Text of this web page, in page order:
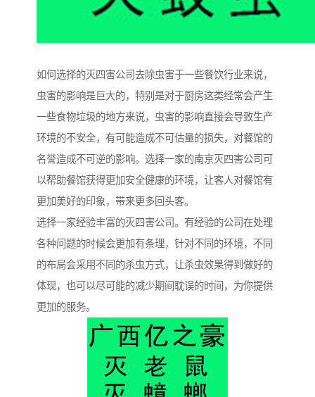
如何选择的灭四害公司去除虫害于一些餐饮行业来说，
虫害的影响是巨大的，特别是对于厨房这类经常会产生
一些食物垃圾的地方来说，虫害的影响直接会导致生产
环境的不安全，有可能造成不可估量的损失，对餐馆的
名誉造成不可逆的影响。选择一家的南京灭四害公司可
以帮助餐馆获得更加安全健康的环境，让客人对餐馆有
更加美好的印象，带来更多回头客。
选择一家经验丰富的灭四害公司。有经验的公司在处理
各种问题的时候会更加有条理，针对不同的环境，不同
的布局会采用不同的杀虫方式，让杀虫效果得到做好的
体现，也可以尽可能的减少期间耽误的时间，为你提供
更加的服务。